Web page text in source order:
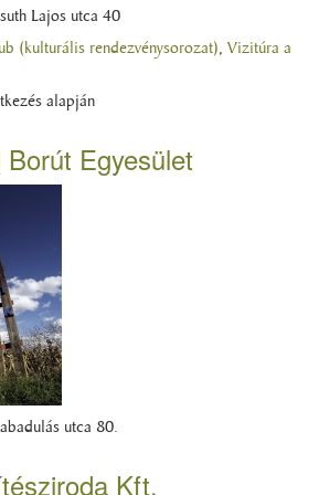
Lajos utca 40
(kulturális rendezvénysorozat), Vizitúra a
alapján
Egyesület
utca 80.
Kft.